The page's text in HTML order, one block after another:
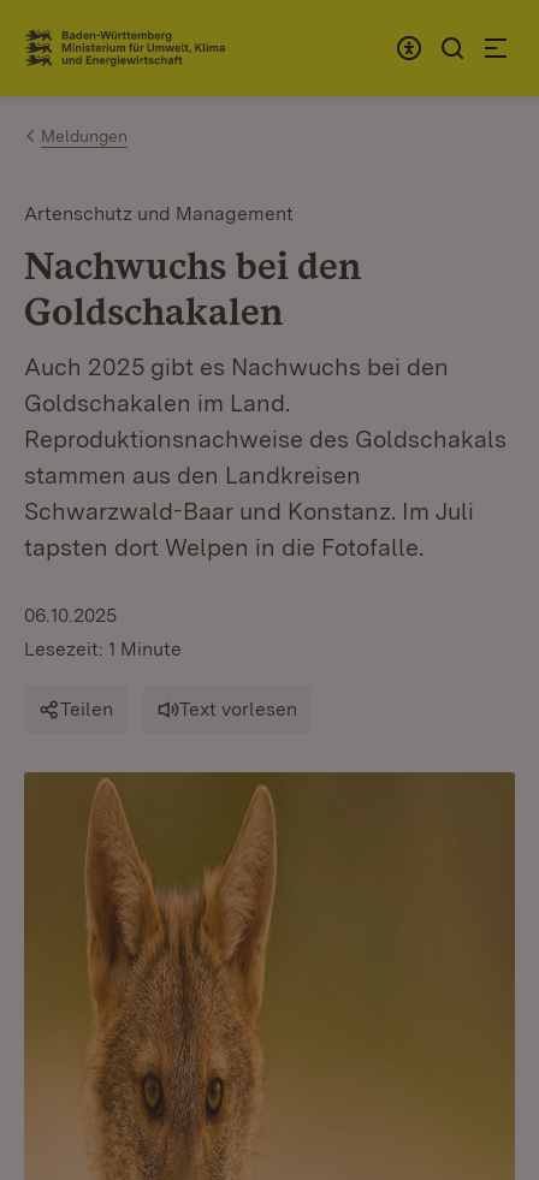
Zum Inhalt springen
Link zur Startseite
Meldungen
Artenschutz und Management
Nachwuchs bei den
Goldschakalen
Auch 2025 gibt es Nachwuchs bei den
Goldschakalen im Land.
Reproduktionsnachweise des Goldschakals
stammen aus den Landkreisen
Schwarzwald-Baar und Konstanz. Im Juli
tapsten dort Welpen in die Fotofalle.
06.10.2025
Lesezeit: 1 Minute
Teilen Text vorlesen